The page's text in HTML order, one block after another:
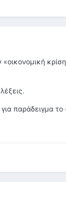
παράδειγμα